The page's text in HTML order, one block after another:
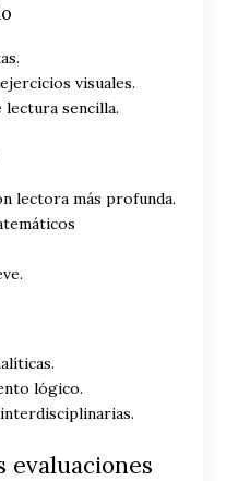
visuales.
lectura sencilla.
lectora más profunda.
lógico.
evaluaciones